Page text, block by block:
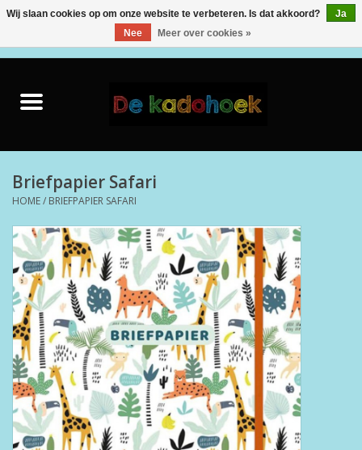
Speelgoed
Creatief
Back to School
Boeken
Puzzels & Spellen
Briefpapier Safari
HOME/ BRIEFPAPIER SAFARI
Wij slaan cookies op om onze website te verbeteren. Is dat akkoord?
Ja
Nee
Meer over cookies »